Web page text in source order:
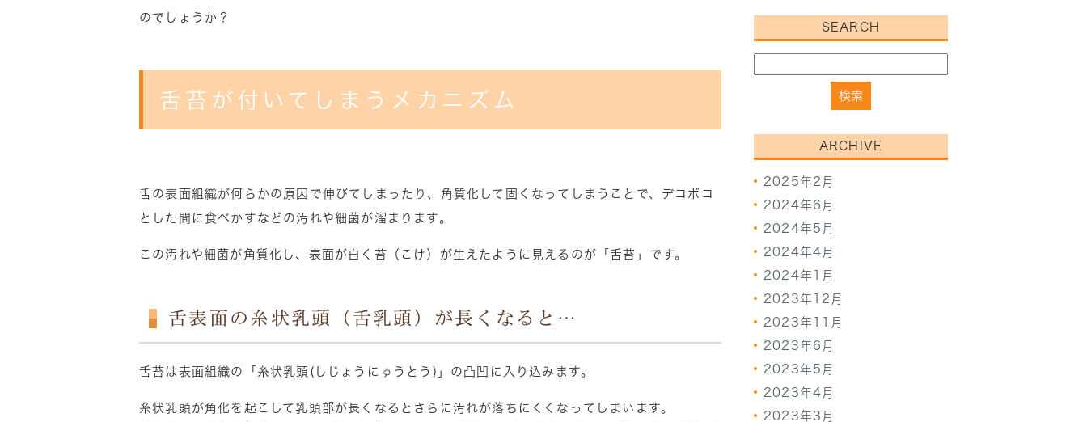
のでしょうか？
舌苔が付いてしまうメカニズム
舌の表面組織が何らかの原因で伸びてしまったり、角質化して固くなってしまうことで、デコボコ
とした間に食べかすなどの汚れや細菌が溜まります。
この汚れや細菌が角質化し、表面が白く苔（こけ）が生えたように見えるのが「舌苔」です。
舌表面の糸状乳頭（舌乳頭）が長くなると…
舌苔は表面組織の「糸状乳頭(しじょうにゅうとう)」の凸凹に入り込みます。
糸状乳頭が角化を起こして乳頭部が長くなるとさらに汚れが落ちにくくなってしまいます。
SEARCH
ARCHIVE
2025年2月
2024年6月
2024年5月
2024年4月
2024年1月
2023年12月
2023年11月
2023年6月
2023年5月
2023年4月
2023年3月